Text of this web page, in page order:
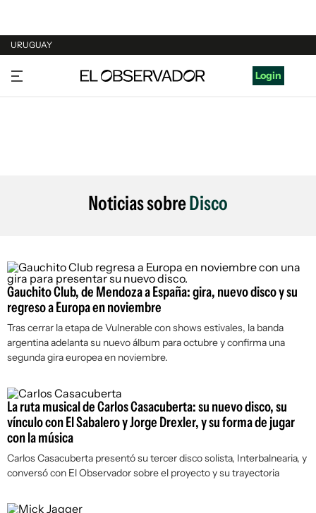
URUGUAY
URUGUAY
ARGENTINA
Login
Noticias sobreDisco
Gauchito Club, de Mendoza a España: gira, nuevo disco y su
regreso a Europa en noviembre
Tras cerrar la etapa deVulnerablecon shows estivales, la banda
argentina adelanta su nuevo álbum para octubre y confirma una
segunda gira europea en noviembre.
La ruta musical de Carlos Casacuberta: su nuevo disco, su
vínculo con El Sabalero y Jorge Drexler, y su forma de jugar
con la música
Carlos Casacuberta presentó su tercer disco solista, Interbalnearia, y
conversó con El Observadorsobre el proyecto y su trayectoria